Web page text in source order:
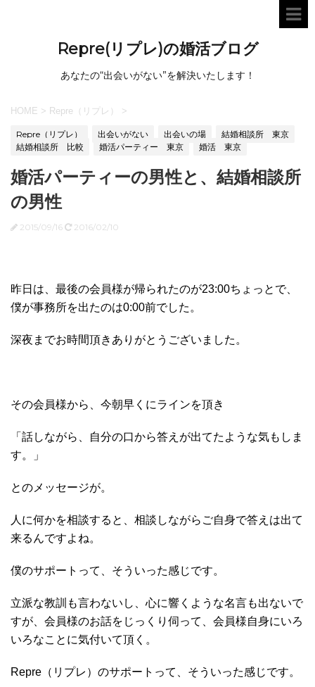
Repre(リプレ)の婚活ブログ
あなたの“出会いがない”を解決いたします！
HOME > Repre（リプレ） >
Repre（リプレ） 出会いがない 出会いの場
結婚相談所 東京
結婚相談所 比較
婚活パーティー 東京 婚活 東京
婚活パーティーの男性と、結婚相談所
の男性
2015/09/16 2016/02/10
昨日は、最後の会員様が帰られたのが23:00ちょっとで、
僕が事務所を出たのは0:00前でした。
深夜までお時間頂きありがとうございました。
その会員様から、今朝早くにラインを頂き
「話しながら、自分の口から答えが出てたような気もしま
す。」
とのメッセージが。
人に何かを相談すると、相談しながらご自身で答えは出て
来るんですよね。
僕のサポートって、そういった感じです。
立派な教訓も言わないし、心に響くような名言も出ないで
すが、会員様のお話をじっくり伺って、会員様自身にいろ
いろなことに気付いて頂く。
Repre（リプレ）のサポートって、そういった感じです。